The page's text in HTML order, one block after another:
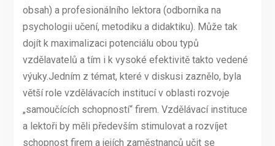
obsah) a profesionálního lektora (odborníka na
psychologii učení, metodiku a didaktiku). Může tak
dojít k maximalizaci potenciálu obou typů
vzdělavatelů a tím i k vysoké efektivitě takto vedené
výuky.Jedním z témat, které v diskusi zaznělo, byla
větší role vzdělávacích institucí v oblasti rozvoje
„samoučících schopností“ firem. Vzdělávací instituce
a lektoři by měli především stimulovat a rozvíjet
schopnost firem a jejích zaměstnanců učit se